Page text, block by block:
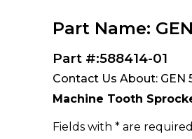
Part Name:
Part #:588414-01
Contact Us About: GEN
Machine Tooth
Fields with * are